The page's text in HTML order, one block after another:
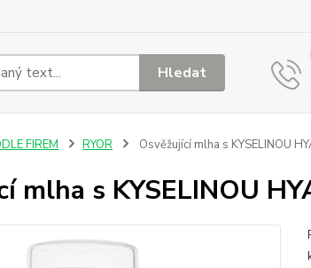
Hledat
FIREM RYOR Osvěžující mlha s KYSELINOU
mlha s KYSELINOU